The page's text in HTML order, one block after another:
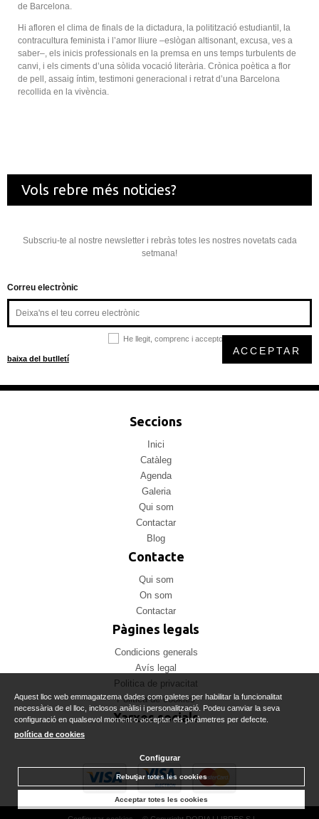
de Barcelona.
Hi afloren el clima de finals de la dictadura, la politització estudiantil, la
contracultura feminista i l’amor lliure –eslògan altisonant, excusa, ves a
saber–, els inicis professionals en la premsa en uns temps turbulents de
canvi, i els ciments d’una sòlida vocació literària. Crònica poètica a flor
de pell, assaig íntim, testimoni generacional i retrat d’una Barcelona
recollida en la vivència.
Vols rebre més noticies?
Subscriu-te al nostre newsletter i rebràs totes les nostres novetats cada
setmana!
Correu electrònic
He llegit, comprenc i accepto la
baixa del butlletí
ACCEPTAR
Seccions
Inici
Catàleg
Agenda
Galeria
Qui som
Contactar
Blog
Contacte
Qui som
On som
Contactar
Pàgines legals
Condicions generals
Avís legal
Politica de privacitat
Politica de cookies
Xarxes socials
Aquest lloc web emmagatzema dades com galetes per habilitar la funcionalitat
necessària de el lloc, inclosos anàlisi i personalització. Podeu canviar la seva
configuració en qualsevol moment o acceptar els paràmetres per defecte.
política de cookies
Configurar
Rebutjar totes les cookies
Acceptar totes les cookies